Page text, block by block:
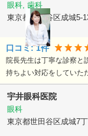
眼科, 歯科
東京都世田谷区成城5-
口コミ:1件
院長先生は丁寧な診察と
持ちよい対応をしていた
宇井眼科医院
眼科
東京都世田谷区成城7